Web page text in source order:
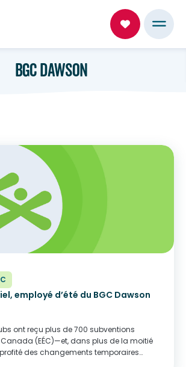
BGC DAWSON
employé d’été du BGC Dawson
ont reçu plus de 700 subventions
Canada (EÉC)—et, dans plus de la moitié
des changements temporaires